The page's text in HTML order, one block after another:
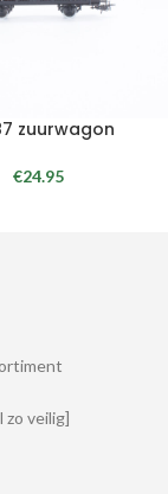
zuurwagon
€24.95
zo veilig]